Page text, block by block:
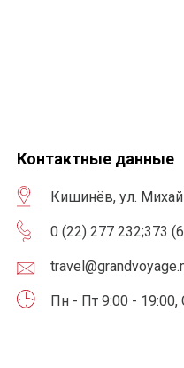
Контактные данные
Кишинёв, ул.
0 (22) 277 232;373
Пн - Пт 9:00 - 19:00,